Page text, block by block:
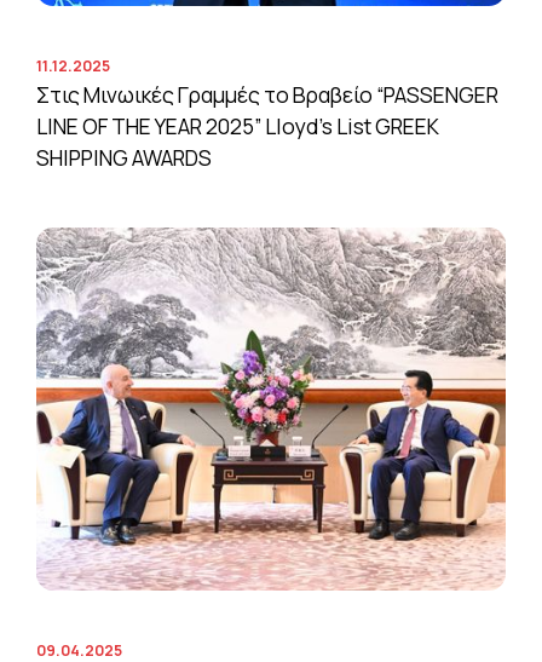
11.12.2025
Στις Μινωικές Γραμμές το Βραβείο “PASSENGER
LINE OF THE YEAR 2025” Lloyd’s List GREEK
SHIPPING AWARDS
09.04.2025